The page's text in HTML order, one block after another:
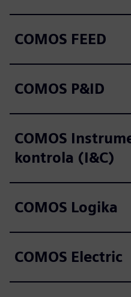
COMOS FEED
COMOS P&ID
COMOS
kontrola (I&C)
COMOS Logika
COMOS Electric